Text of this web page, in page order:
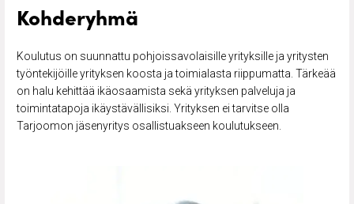
Kohderyhmä
Koulutus on suunnattu pohjoissavolaisille yrityksille ja yritysten
työntekijöille yrityksen koosta ja toimialasta riippumatta. Tärkeää
on halu kehittää ikäosaamista sekä yrityksen palveluja ja
toimintatapoja ikäystävällisiksi. Yrityksen ei tarvitse olla
Tarjoomon jäsenyritys osallistuakseen koulutukseen.